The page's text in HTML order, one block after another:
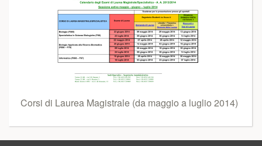
Corsi di Laurea Magistrale (da maggio a luglio 2014)